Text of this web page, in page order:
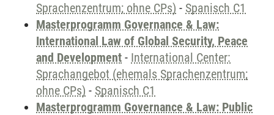
Sprachenzentrum; ohne CPs) - Spanisch C1
Masterprogramm Governance & Law:
International Law of Global Security, Peace
and Development - International Center:
Sprachangebot (ehemals Sprachenzentrum;
ohne CPs) - Spanisch C1
Masterprogramm Governance & Law: Public